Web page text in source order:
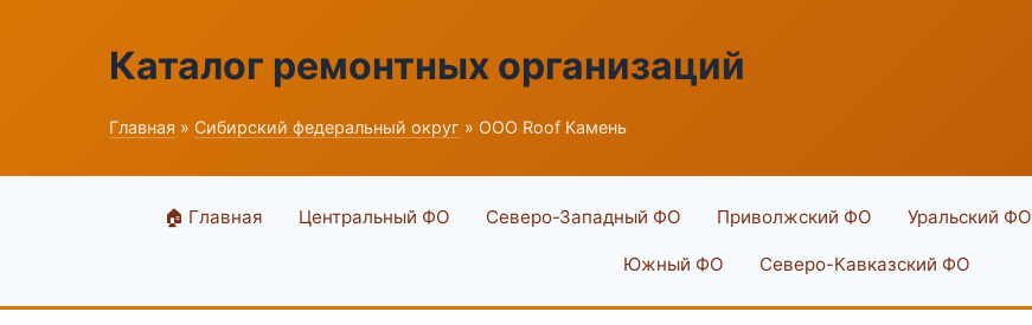
Каталог ремонтных организаций
Главная » Сибирский федеральный округ » ООО Roof Камень
🏠 Главная Центральный ФО Северо-Западный ФО Приволжский ФО Уральский ФО
Южный ФО Северо-Кавказский ФО